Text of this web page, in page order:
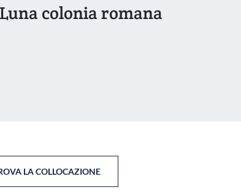
colonia romana
LA COLLOCAZIONE